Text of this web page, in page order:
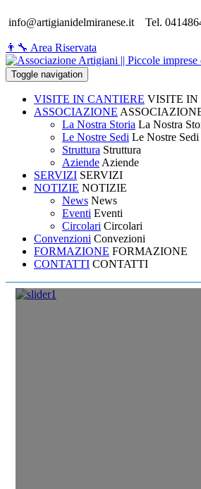
info@artigianidelmiranese.it Tel.
👨‍🔧 Area Riservata
Toggle navigation
VISITE IN CANTIERE VISITE IN
ASSOCIAZIONE
La Nostra Storia La Nostra
Le Nostre Sedi Le Nostre Sedi
Struttura Struttura
Aziende Aziende
SERVIZI SERVIZI
NOTIZIE NOTIZIE
News News
Eventi Eventi
Circolari Circolari
Convenzioni Convezioni
FORMAZIONE FORMAZIONE
CONTATTI CONTATTI